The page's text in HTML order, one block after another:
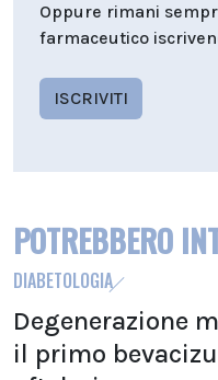
Oppure rimani
farmaceutico
ISCRIVITI
POTREBBERO
DIABETOLOGIA
Degenerazione
il primo